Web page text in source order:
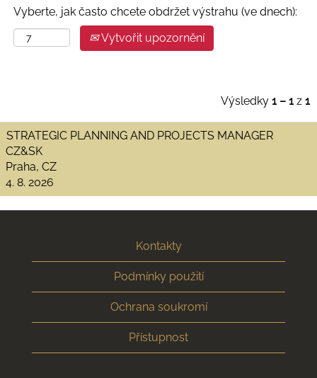
Vyberte, jak často chcete obdržet výstrahu (ve dnech):
Vytvořit upozornění
Výsledky 1 – 1z 1
STRATEGIC PLANNING AND PROJECTS MANAGER
CZ&SK
Praha, CZ
4. 8. 2026
Kontakty
Podmínky použití
Ochrana soukromí
Přístupnost